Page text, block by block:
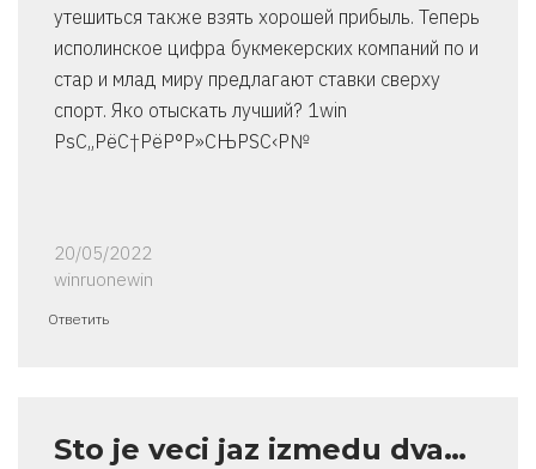
утешиться также взять хорошей прибыль. Теперь
исполинское цифра букмекерских компаний по и
стар и млад миру предлагают ставки сверху
спорт. Яко отыскать лучший? 1win
РѕС„РёС†РёР°Р»СЊРЅС‹Р№
20/05/2022
winruonewin
Ответить
Sto je veci jaz izmedu dva…